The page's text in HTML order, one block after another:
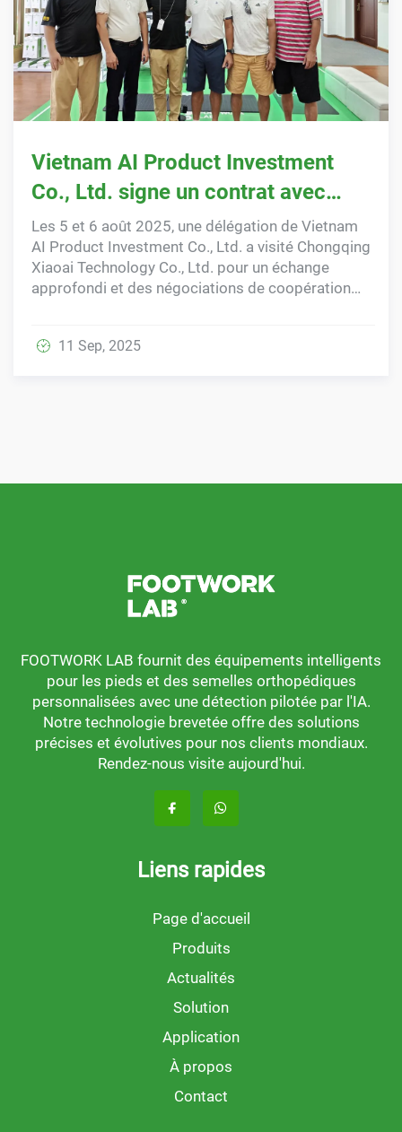
Vietnam AI Product Investment
Co., Ltd. signe un contrat avec
Chongqing Xiaoai Technology pour
devenir l'agent exclusif de
Footwork Lab au Vietnam
Les 5 et 6 août 2025, une délégation de Vietnam
AI Product Investment Co., Ltd. a visité Chongqing
Xiaoai Technology Co., Ltd. pour un échange
approfondi et des négociations de coopération
i...
11 Sep, 2025
FOOTWORK LAB fournit des équipements intelligents
pour les pieds et des semelles orthopédiques
personnalisées avec une détection pilotée par l'IA.
Notre technologie brevetée offre des solutions
précises et évolutives pour nos clients mondiaux.
Rendez-nous visite aujourd'hui.
Liens rapides
Page d'accueil
Produits
Actualités
Solution
Application
À propos
Contact